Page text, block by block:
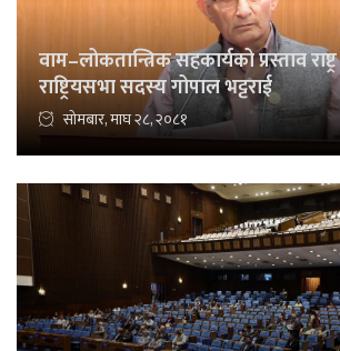
वाम–लोकतान्त्रिक सहकार्यको प्रस्ताव
राष्ट्रियसभा सदस्य गोपाल भट्टराई
सोमबार, माघ २८, २०८१